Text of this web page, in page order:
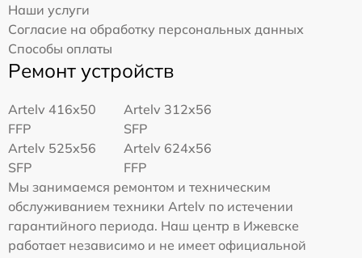
Наши услуги
Согласие на обработку персональных данных
Способы оплаты
Ремонт устройств
Artelv 416x50
FFP
Artelv 312x56
SFP
Artelv 525x56
SFP
Artelv 624x56
FFP
Мы занимаемся ремонтом и техническим
обслуживанием техники Artelv по истечении
гарантийного периода. Наш центр в Ижевске
работает независимо и не имеет официальной